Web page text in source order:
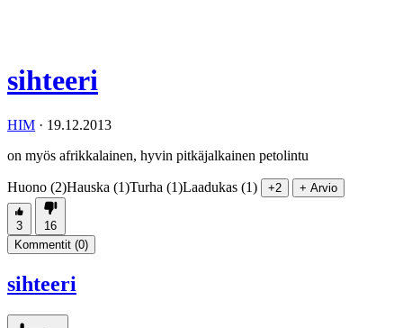
sihteeri
HIM · 19.12.2013
on myös afrikkalainen, hyvin pitkäjalkainen petolintu
Huono (2)Hauska (1)Turha (1)Laadukas (1) +2 + Arvio
3
16
Kommentit (0)
sihteeri